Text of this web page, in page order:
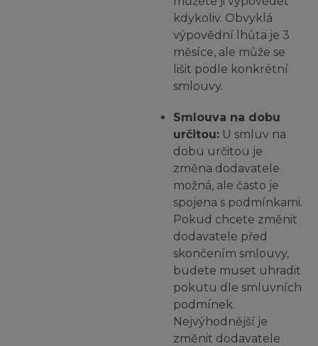
kdykoliv. Obvyklá
výpovědní lhůta je 3
měsíce, ale může se
lišit podle konkrétní
smlouvy.
Smlouva na dobu
určitou: U smluv na
dobu určitou je
změna dodavatele
možná, ale často je
spojena s podmínkami.
Pokud chcete změnit
dodavatele před
skončením smlouvy,
budete muset uhradit
pokutu dle smluvních
podmínek.
Nejvýhodnější je
změnit dodavatele